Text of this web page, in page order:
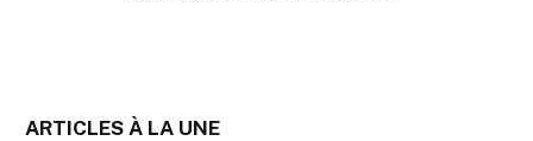
ARTICLES À LA UNE